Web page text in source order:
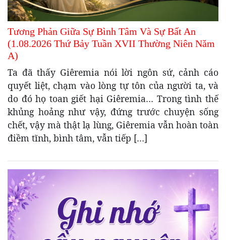
Tương Phản Giữa Sự Bình Tâm Và Sự Bất An
(1.08.2026 Thứ Bảy Tuần XVII Thường Niên Năm
A)
Ta đã thấy Giêremia nói lời ngôn sứ, cảnh cáo
quyết liệt, chạm vào lòng tự tôn của người ta, và
do đó họ toan giết hại Giêremia… Trong tình thế
khủng hoảng như vậy, đứng trước chuyện sống
chết, vậy mà thật lạ lùng, Giêremia vẫn hoàn toàn
điềm tĩnh, bình tâm, vẫn tiếp […]